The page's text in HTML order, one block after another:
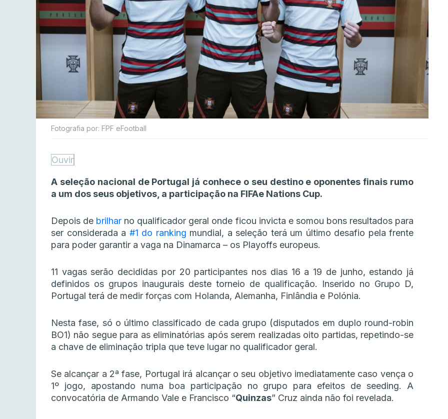
Fotografia por: FPF eFootball
Ouvir
A seleção nacional de Portugal já conhece o seu destino e oponentes finais rumo
a um dos seus objetivos, a participação na FIFAe Nations Cup.
Depois de brilhar no qualificador geral onde ficou invicta e somou bons resultados para
ser considerada a #1 do ranking mundial, a seleção terá um último desafio pela frente
para poder garantir a vaga na Dinamarca – os Playoffs europeus.
11 vagas serão decididas por 20 participantes nos dias 16 a 19 de junho, estando já
definidos os grupos inaugurais deste torneio de qualificação. Inserido no Grupo D,
Portugal terá de medir forças com Holanda, Alemanha, Finlândia e Polónia.
Nesta fase, só o último classificado de cada grupo (disputados em duplo round-robin
BO1) não segue para as eliminatórias após serem realizadas oito partidas, repetindo-se
a chave de eliminação tripla que teve lugar no qualificador geral.
Se alcançar a 2ª fase, Portugal irá alcançar o seu objetivo imediatamente caso vença o
1º jogo, apostando numa boa participação no grupo para efeitos de seeding. A
convocatória de Armando Vale e Francisco “Quinzas” Cruz ainda não foi revelada.